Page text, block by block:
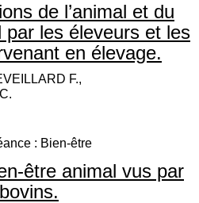
de l’animal et du
par les éleveurs et les
en élevage.
F.,
: Bien-être
être animal vus par